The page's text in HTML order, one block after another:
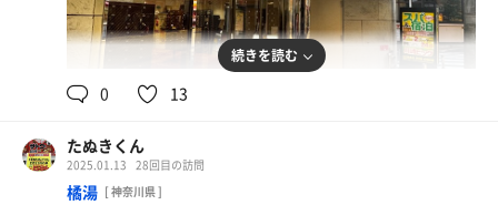
続きを読む
0 13
たぬきくん
2025.01.13 28回目の訪問
橘湯 [ 神奈川県 ]